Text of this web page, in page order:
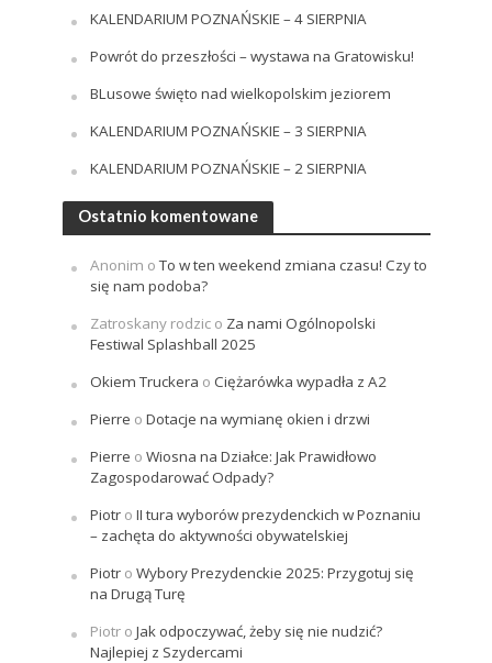
KALENDARIUM POZNAŃSKIE – 4 SIERPNIA
Powrót do przeszłości – wystawa na Gratowisku!
BLusowe święto nad wielkopolskim jeziorem
KALENDARIUM POZNAŃSKIE – 3 SIERPNIA
KALENDARIUM POZNAŃSKIE – 2 SIERPNIA
Ostatnio komentowane
Anonim oTo w ten weekend zmiana czasu! Czy to
się nam podoba?
Zatroskany rodzico Za nami Ogólnopolski
Festiwal Splashball 2025
Okiem Truckera o Ciężarówka wypadła z A2
Pierre o Dotacje na wymianę okien i drzwi
Pierre o Wiosna na Działce: Jak Prawidłowo
Zagospodarować Odpady?
Piotro II tura wyborów prezydenckich w Poznaniu
– zachęta do aktywności obywatelskiej
Piotro Wybory Prezydenckie 2025: Przygotuj się
na Drugą Turę
Piotro Jak odpoczywać, żeby się nie nudzić?
Najlepiej z Szydercami